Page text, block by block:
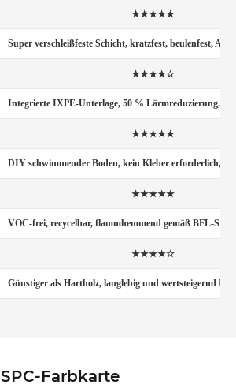
★★★★★
Super verschleißfeste Schicht, kratzfest, beulenfest,
★★★★☆
Integrierte IXPE-Unterlage, 50 % Lärmreduzierung,
★★★★★
DIY schwimmender Boden, kein Kleber erforderlich,
★★★★★
VOC-frei, recycelbar, flammhemmend gemäß BFL-S1
★★★★☆
Günstiger als Hartholz, langlebig und wertsteigernd Ihr
SPC-Farbkarte